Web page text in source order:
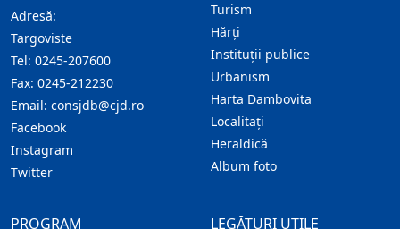
Adresă:
Targoviste
Tel: 0245-207600
Fax: 0245-212230
Email: consjdb@cjd.ro
Facebook
Instagram
Twitter
Turism
Hărţi
Instituţii publice
Urbanism
Harta Dambovita
Localitaţi
Heraldică
Album foto
LEGĂTURI UTILE
PROGRAM